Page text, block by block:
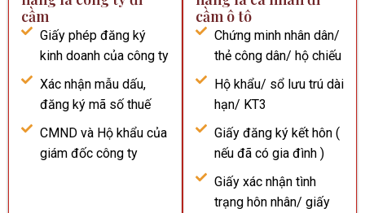
cầm
Giấy phép đăng ký
kinh doanh của công ty
Xác nhận mẫu dấu,
đăng ký mã số thuế
CMND và Hộ khẩu của
giám đốc công ty
cầm ô tô
Chứng minh nhân dân/
thẻ công dân/ hộ chiếu
Hộ khẩu/ sổ lưu trú dài
hạn/ KT3
Giấy đăng ký kết hôn (
nếu đã có gia đình )
Giấy xác nhận tình
trạng hôn nhân/ giấy